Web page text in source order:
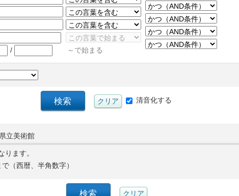
/ ～で始まる
清音化する
県立美術館
ます。
で（西暦、半角数字）